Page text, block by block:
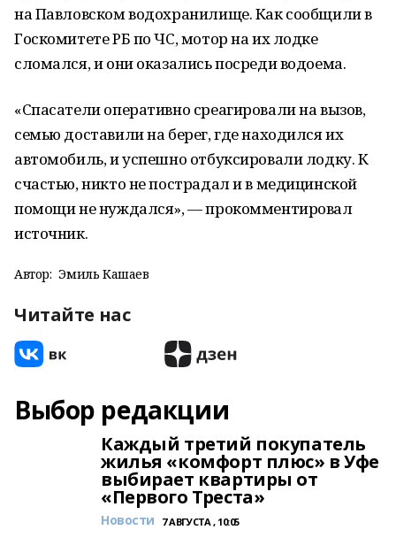
на Павловском водохранилище. Как сообщили в
Госкомитете РБ по ЧС, мотор на их лодке
сломался, и они оказались посреди водоема.
«Спасатели оперативно среагировали на вызов,
семью доставили на берег, где находился их
автомобиль, и успешно отбуксировали лодку. К
счастью, никто не пострадал и в медицинской
помощи не нуждался», — прокомментировал
источник.
Автор: Эмиль Кашаев
Читайте нас
Выбор редакции
Каждый третий покупатель
жилья «комфорт плюс» в Уфе
выбирает квартиры от
«Первого Треста»
Новости 7 АВГУСТА , 10:05